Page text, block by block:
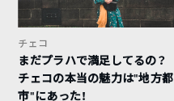
チェコ
まだプラハで満足してるの？
チェコの本当の魅力は“地方都
市”にあった！